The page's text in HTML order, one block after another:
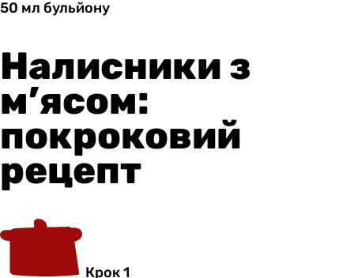
50 мл бульйону
Налисники з
м’ясом:
покроковий
рецепт
Крок 1